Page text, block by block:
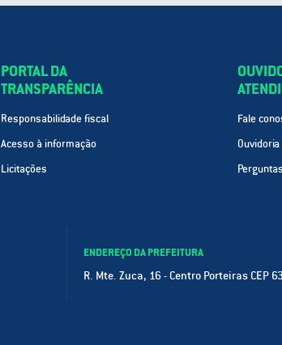
PORTAL DA
TRANSPARÊNCIA
Responsabilidade fiscal
Acesso à informação
Licitações
Fale
Ouvidoria
ENDEREÇO DA PREFEITURA
R. Mte. Zuca, 16 - Centro Porteiras CEP